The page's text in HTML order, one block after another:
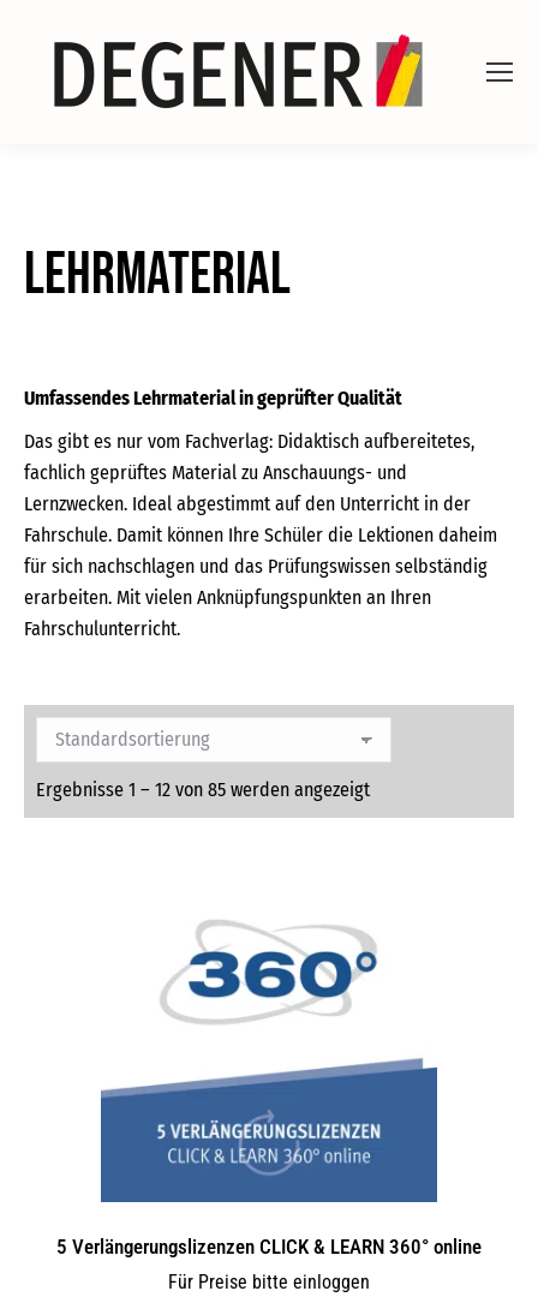
Lehrmaterial
Umfassendes Lehrmaterial in geprüfter Qualität
Das gibt es nur vom Fachverlag: Didaktisch aufbereitetes,
fachlich geprüftes Material zu Anschauungs- und
Lernzwecken. Ideal abgestimmt auf den Unterricht in der
Fahrschule. Damit können Ihre Schüler die Lektionen daheim
für sich nachschlagen und das Prüfungswissen selbständig
erarbeiten. Mit vielen Anknüpfungspunkten an Ihren
Fahrschulunterricht.
Ergebnisse 1 – 12 von 85 werden angezeigt
5 Verlängerungs­lizenzen CLICK & LEARN 360° online
Für Preise bitte einloggen